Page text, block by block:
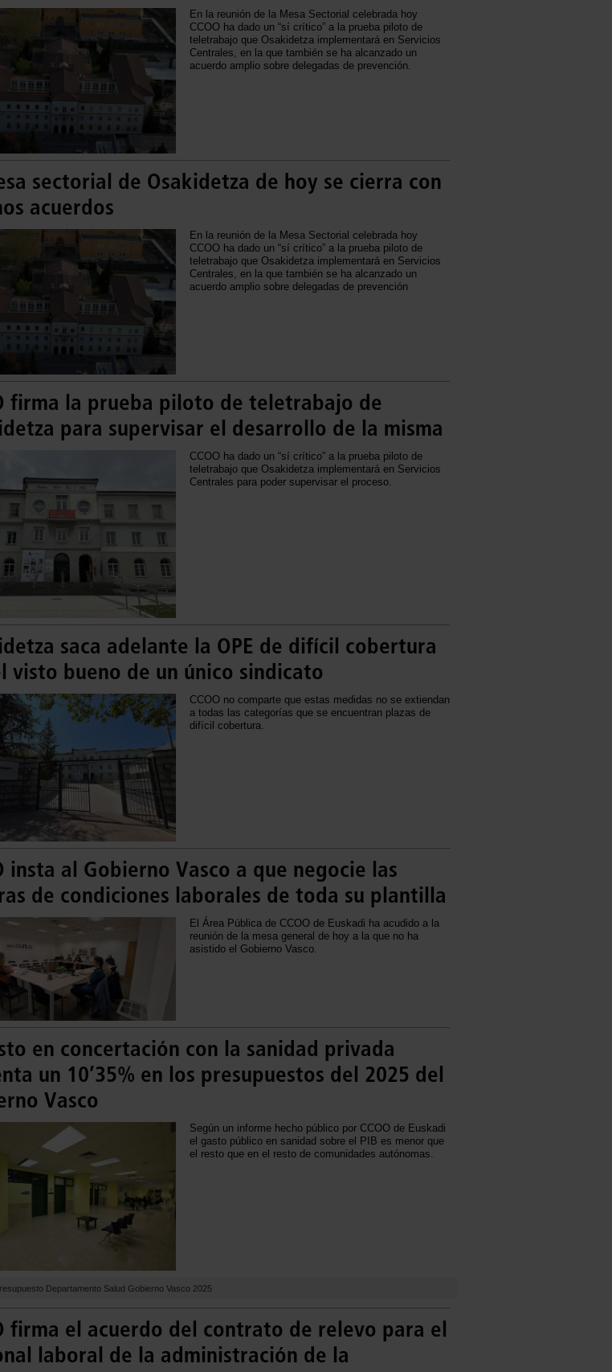
En la reunión de la Mesa Sectorial celebrada hoy
CCOO ha dado un “sí crítico” a la prueba piloto de
teletrabajo que Osakidetza implementará en Servicios
Centrales, en la que también se ha alcanzado un
acuerdo amplio sobre delegadas de prevención.
sectorial de Osakidetza de hoy se cierra con
acuerdos
En la reunión de la Mesa Sectorial celebrada hoy
CCOO ha dado un “sí crítico” a la prueba piloto de
teletrabajo que Osakidetza implementará en Servicios
Centrales, en la que también se ha alcanzado un
acuerdo amplio sobre delegadas de prevención
firma la prueba piloto de teletrabajo de
para supervisar el desarrollo de la misma
CCOO ha dado un “sí crítico” a la prueba piloto de
teletrabajo que Osakidetza implementará en Servicios
Centrales para poder supervisar el proceso.
saca adelante la OPE de difícil cobertura
visto bueno de un único sindicato
CCOO no comparte que estas medidas no se extiendan
a todas las categorías que se encuentran plazas de
difícil cobertura.
insta al Gobierno Vasco a que negocie las
de condiciones laborales de toda su plantilla
El Área Pública de CCOO de Euskadi ha acudido a la
reunión de la mesa general de hoy a la que no ha
asistido el Gobierno Vasco.
en concertación con la sanidad privada
un 10’35% en los presupuestos del 2025 del
Vasco
Según un informe hecho público por CCOO de Euskadi
el gasto público en sanidad sobre el PIB es menor que
el resto que en el resto de comunidades autónomas.
Departamento Salud Gobierno Vasco 2025
firma el acuerdo del contrato de relevo para el
laboral de la administración de la